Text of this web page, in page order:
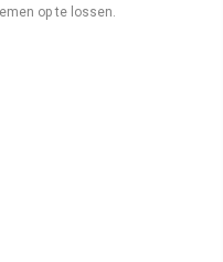
op te lossen.